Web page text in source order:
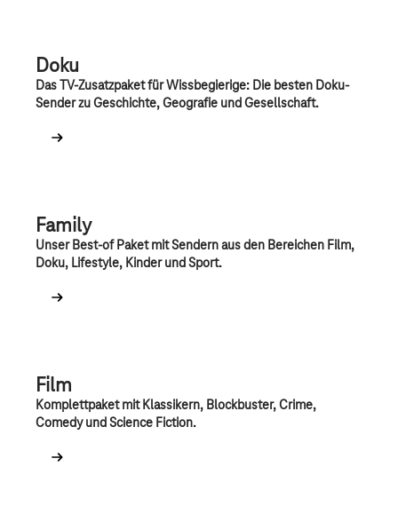
Doku
Das TV-Zusatzpaket für Wissbegierige: Die besten Doku-
Sender zu Geschichte, Geografie und Gesellschaft.
Family
Unser Best-of Paket mit Sendern aus den Bereichen Film,
Doku, Lifestyle, Kinder und Sport.
Film
Komplettpaket mit Klassikern, Blockbuster, Crime,
Comedy und Science Fiction.